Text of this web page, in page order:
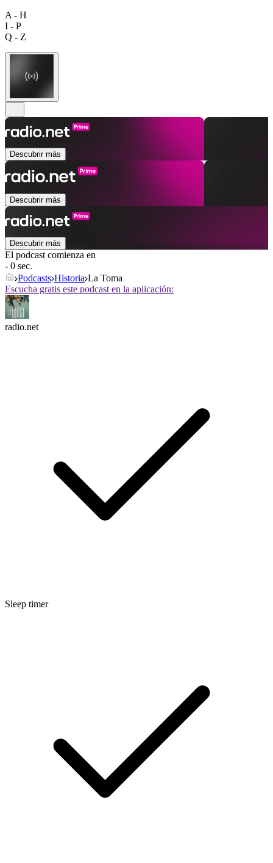
A - H
I - P
Q - Z
Descubrir más
Descubrir más
Descubrir más
El podcast comienza en
- 0 sec.
Podcasts Historia La Toma
Escucha gratis este podcast en la aplicación:
radio.net
Sleep timer